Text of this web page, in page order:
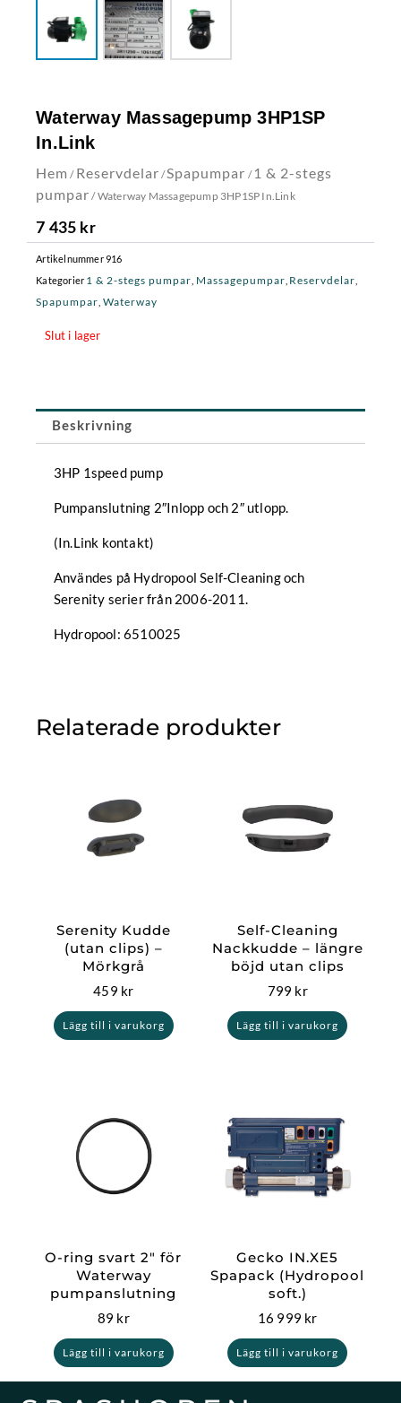
Waterway Massagepump 3HP1SP
In.Link
Hem / Reservdelar /Spapumpar / 1 & 2-stegs
pumpar / Waterway Massagepump 3HP1SP In.Link
7 435 kr
Artikelnummer916
Kategorier 1 & 2-stegs pumpar Massagepumpar Reservdelar
Spapumpar Waterway
Slut i lager
Beskrivning
3HP 1speed pump
Pumpanslutning 2″Inlopp och 2″ utlopp.
(In.Link kontakt)
Användes på Hydropool Self-Cleaning och
Serenity serier från 2006-2011.
Hydropool: 6510025
Relaterade produkter
Serenity Kudde
(utan clips) –
Mörkgrå
459 kr
Lägg till i varukorg
Self-Cleaning
Nackkudde – längre
böjd utan clips
799 kr
Lägg till i varukorg
O-ring svart 2″ för
Waterway
pumpanslutning
89 kr
Lägg till i varukorg
Gecko IN.XE5
Spapack (Hydropool
soft.)
16 999 kr
Lägg till i varukorg